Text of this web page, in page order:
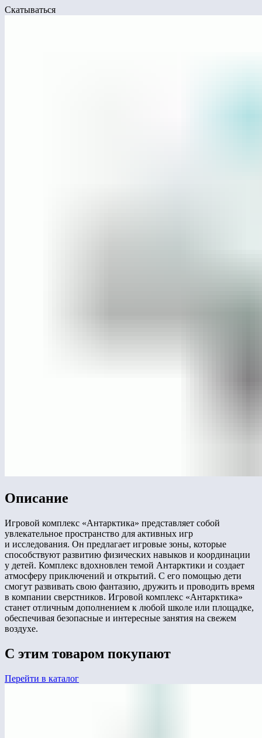
Скатываться
Описание
Игровой комплекс «Антарктика» представляет собой
увлекательное пространство для активных игр
и исследования. Он предлагает игровые зоны, которые
способствуют развитию физических навыков и координации
у детей. Комплекс вдохновлен темой Антарктики и создает
атмосферу приключений и открытий. С его помощью дети
смогут развивать свою фантазию, дружить и проводить время
в компании сверстников. Игровой комплекс «Антарктика»
станет отличным дополнением к любой школе или площадке,
обеспечивая безопасные и интересные занятия на свежем
воздухе.
С этим товаром покупают
Перейти в каталог